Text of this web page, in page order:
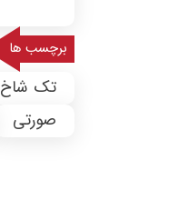
برچسب ها
تک شاخ
صورتی